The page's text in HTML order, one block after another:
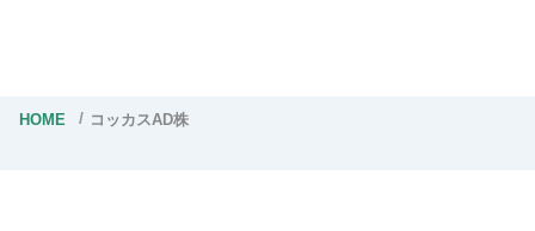
HOME コッカスAD株